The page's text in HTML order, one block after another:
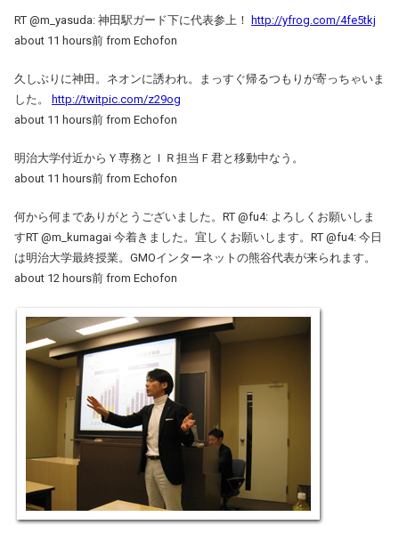
RT @m_yasuda: 神田駅ガード下に代表参上！
http://yfrog.com/4fe5tkj
about 11 hours前 from Echofon
久しぶりに神田。ネオンに誘われ。まっすぐ帰るつもりが寄っちゃいま
した。
http://twitpic.com/z29og
about 11 hours前 from Echofon
明治大学付近からＹ専務とＩＲ担当Ｆ君と移動中なう。
about 11 hours前 from Echofon
何から何までありがとうございました。RT @fu4: よろしくお願いしま
すRT @m_kumagai 今着きました。宜しくお願いします。RT @fu4: 今日
は明治大学最終授業。GMOインターネットの熊谷代表が来られます。
about 12 hours前 from Echofon